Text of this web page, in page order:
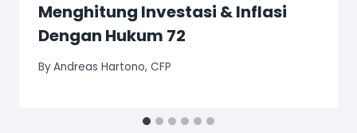
Menghitung Investasi & Inflasi
Dengan Hukum 72
ByAndreas Hartono, CFP